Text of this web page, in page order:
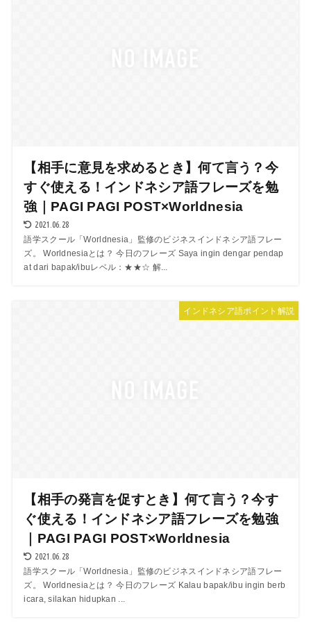
【相手に意見を求めるとき】何て言う？今
すぐ使える！インドネシア語フレーズを勉
強｜PAGI PAGI POST×Worldnesia
2021.06.28
語学スクール「Worldnesia」監修のビジネスインドネシア語フレー
ズ。 Worldnesiaとは？ 今日のフレーズ Saya ingin dengar pendap
at dari bapak/ibuレベル：★★☆ 解...
インドネシア語ポイント解説
【相手の発言を促すとき】何て言う？今す
ぐ使える！インドネシア語フレーズを勉強
｜PAGI PAGI POST×Worldnesia
2021.06.28
語学スクール「Worldnesia」監修のビジネスインドネシア語フレー
ズ。 Worldnesiaとは？ 今日のフレーズ Kalau bapak/ibu ingin berb
icara, silakan hidupkan ...